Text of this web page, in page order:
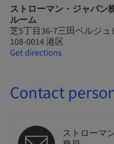
ストローマン・ジャパ
ルーム
芝5丁目36-7三田ベルジュ
108-0014 港区
Get directions
Contact
ストローマ